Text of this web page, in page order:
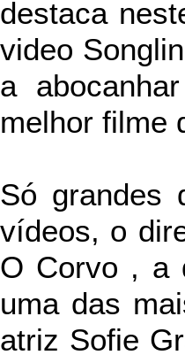
destaca
video
a
melhor filme
Só grandes
vídeos, o
O Corvo , a
uma das
atriz Sofie